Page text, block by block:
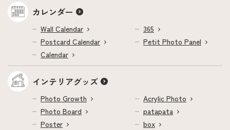
カレンダー
Wall Calendar
Postcard Calendar
Calendar
365
Petit Photo Panel
インテリアグッズ
Photo Growth
Photo Board
Poster
Acrylic Photo
patapata
box